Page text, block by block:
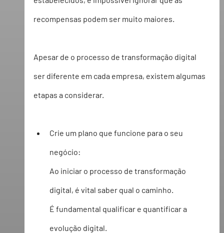
recompensas podem ser muito maiores.
Apesar de o processo de transformação digital
ser diferente em cada empresa, existem algumas
etapas a considerar.
Crie um plano que funcione para o seu
negócio:
Ao iniciar o processo de transformação
digital, é vital saber qual o caminho.
É fundamental qualificar e quantificar a
evolução digital.